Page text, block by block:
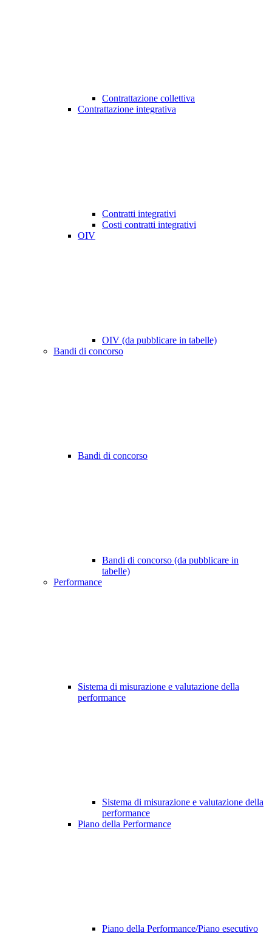
Contrattazione collettiva
Contrattazione integrativa
Contratti integrativi
Costi contratti integrativi
OIV
OIV (da pubblicare in tabelle)
Bandi di concorso
Bandi di concorso
Bandi di concorso (da pubblicare in
tabelle)
Performance
Sistema di misurazione e valutazione della
performance
Sistema di misurazione e valutazione della
performance
Piano della Performance
Piano della Performance/Piano esecutivo